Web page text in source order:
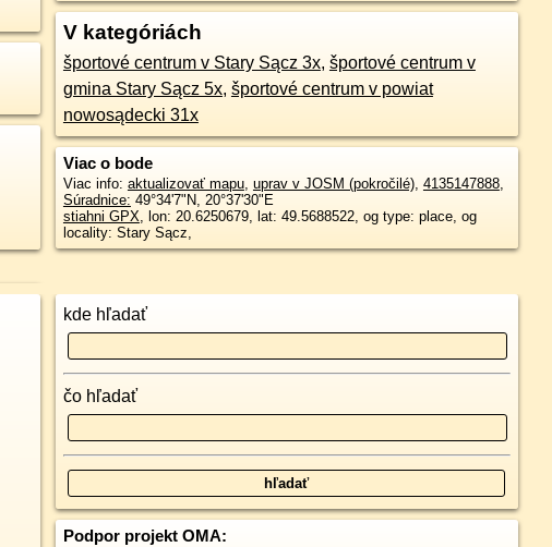
V kategóriách
športové centrum v Stary Sącz 3x, športové centrum v
gmina Stary Sącz 5x, športové centrum v powiat
nowosądecki 31x
Viac o bode
Viac info: aktualizovať mapu, uprav v JOSM (pokročilé), 4135147888,
Súradnice: 49°34'7"N, 20°37'30"E
stiahni GPX, lon: 20.6250679, lat: 49.5688522, og type: place, og
locality: Stary Sącz,
kde hľadať
čo hľadať
Podpor projekt OMA: